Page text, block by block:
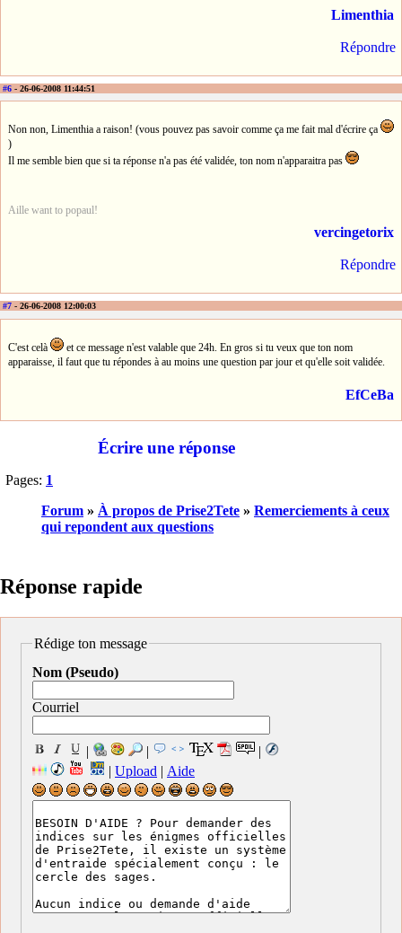
Limenthia
Répondre
#6 - 26-06-2008 11:44:51
Non non, Limenthia a raison! (vous pouvez pas savoir comme ça me fait mal d'écrire ça
)
Il me semble bien que si ta réponse n'a pas été validée, ton nom n'apparaitra pas
Aille want to popaul!
vercingetorix
Répondre
#7 - 26-06-2008 12:00:03
C'est celà
et ce message n'est valable que 24h. En gros si tu veux que ton nom
apparaisse, il faut que tu répondes à au moins une question par jour et qu'elle soit validée.
EfCeBa
Écrire une réponse
Pages: 1
Forum » À propos de Prise2Tete » Remerciements à ceux
qui repondent aux questions
Réponse rapide
Rédige ton message
Nom (Pseudo)
Courriel
| |
|
| Upload | Aide